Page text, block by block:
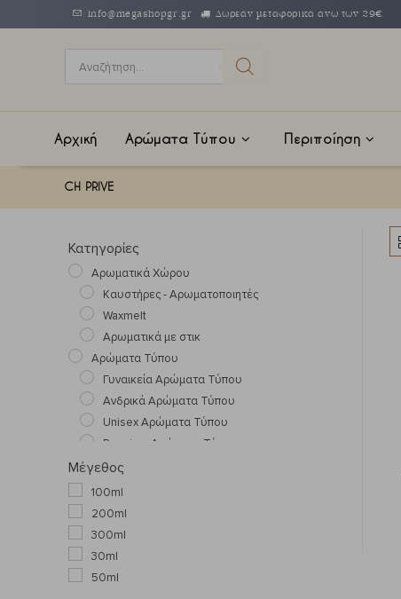
info@megashopgr.gr Δωρεάν μεταφορικά άνω των 29€
Αρχική Αρώματα Τύπου Περιποίηση
CH PRIVE
Κατηγορίες
Αρωματικά Χώρου
Καυστήρες - Αρωματοποιητές
Waxmelt
Αρωματικά με στικ
Αρώματα Τύπου
Γυναικεία Αρώματα Τύπου
Ανδρικά Αρώματα Τύπου
Unisex Αρώματα Τύπου
Premium Αρώματα Τύπου
Περιποίηση
Mαλλιά
Περιποίηση μαλλιών
Σαμπουάν
Πρόσωπο
Καθαρισμός προσώπου
Μέγεθος
100ml
200ml
300ml
30ml
50ml